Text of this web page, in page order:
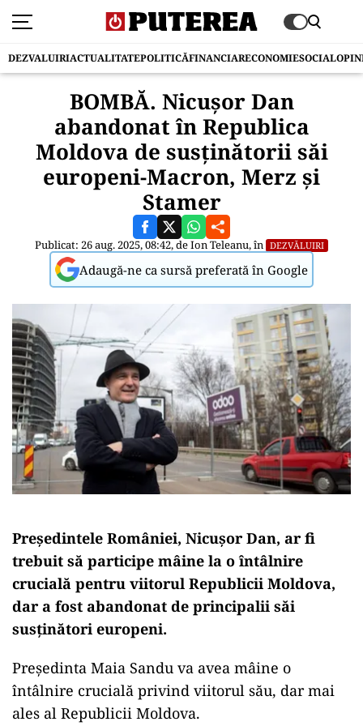
DEZVALUIRIACTUALITATEPOLITICĂFINANCIARECONOMIESOCIAL
BOMBĂ. Nicușor Dan
abandonat în Republica
Moldova de susținătorii săi
europeni-Macron, Merz și
Stamer
Publicat: 26 aug. 2025, 08:42, deIon Teleanu, în DEZVĂLUIRI
Adaugă-ne ca sursă preferată în Google
Președintele României, Nicușor Dan, ar fi
trebuit să participe mâine la o întâlnire
crucială pentru viitorul Republicii Moldova,
dar a fost abandonat de principalii săi
susținători europeni.
Președinta Maia Sandu va avea mâine o
întâlnire crucială privind viitorul său, dar mai
ales al Republicii Moldova.